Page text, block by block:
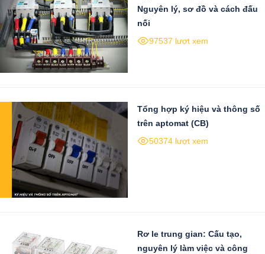
Nguyên lý, sơ đồ và cách đấu
nối
97537 lượt xem
Tổng hợp ký hiệu và thông số
trên aptomat (CB)
50374 lượt xem
Rơ le trung gian: Cấu tạo,
nguyên lý làm việc và công